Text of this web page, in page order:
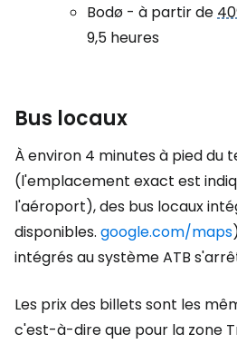
Bodø - à partir de
9,5 heures
Bus locaux
À environ 4 minutes à pied du
(l'emplacement exact est
l'aéroport), des bus locaux
disponibles. google.com/maps
intégrés au système ATB
Les prix des billets sont les
c'est-à-dire que pour la zone